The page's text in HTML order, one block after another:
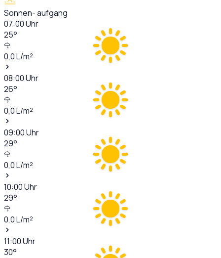
Sonnen- aufgang
07:00Uhr
25°
0,0L/m²
08:00Uhr
26°
0,0L/m²
09:00Uhr
29°
0,0L/m²
10:00Uhr
29°
0,0L/m²
11:00Uhr
30°